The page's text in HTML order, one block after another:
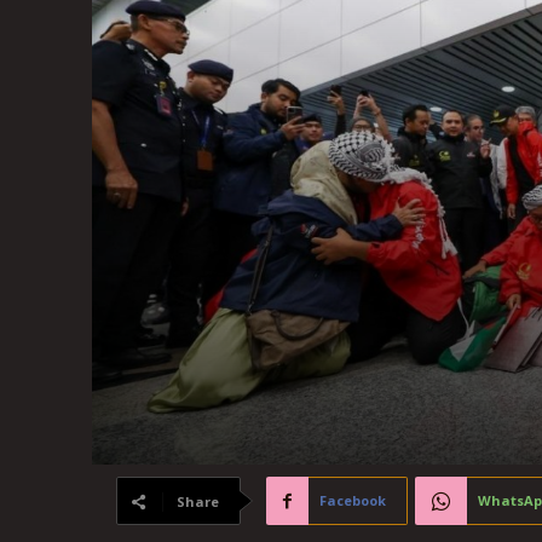
Share Facebook